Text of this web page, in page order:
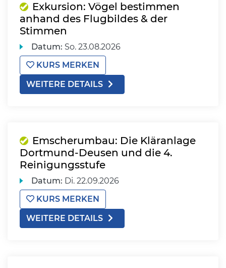
Exkursion: Vögel bestimmen
anhand des Flugbildes & der
Stimmen
Datum: So. 23.08.2026
KURS MERKEN
WEITERE DETAILS
Emscherumbau: Die Kläranlage
Dortmund-Deusen und die 4.
Reinigungsstufe
Datum: Di. 22.09.2026
KURS MERKEN
WEITERE DETAILS